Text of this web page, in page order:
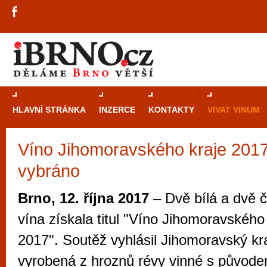
HLAVNÍ STRÁNKA INZERCE KONTAKTY VIVAT VINUM
Víno Jihomoravského kraje
vybráno
Brno, 12. října 2017 – Dvě bílá a dvě
vína získala titul "Víno
2017". Soutěž vyhlásil Jihomoravský
vyrobená z hroznů révy vinné s
Průvodce
Brno je
zajímavé
restaurace,
Mimo jiné je ale také místem, kde si